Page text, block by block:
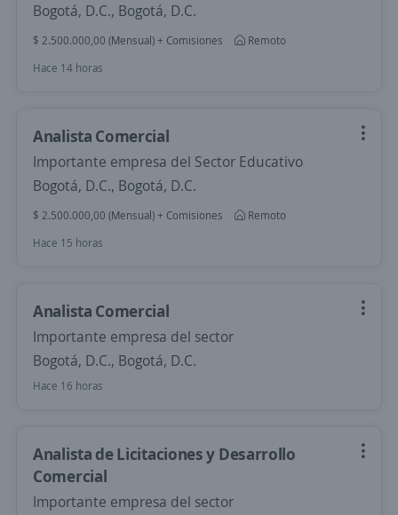
Bogotá, D.C., Bogotá, D.C.
$ 2.500.000,00 (Mensual) + Comisiones
Remoto
Hace 14 horas
Analista Comercial
Importante empresa del Sector Educativo
Bogotá, D.C., Bogotá, D.C.
$ 2.500.000,00 (Mensual) + Comisiones
Remoto
Hace 15 horas
Analista Comercial
Importante empresa del sector
Bogotá, D.C., Bogotá, D.C.
Hace 16 horas
Analista de Licitaciones y Desarrollo
Comercial
Importante empresa del sector